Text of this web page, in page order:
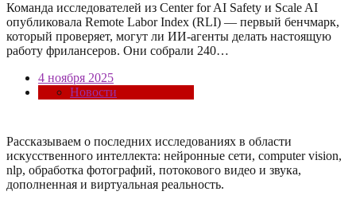
Команда исследователей из Center for AI Safety и Scale AI
опубликовала Remote Labor Index (RLI) — первый бенчмарк,
который проверяет, могут ли ИИ-агенты делать настоящую
работу фрилансеров. Они собрали 240…
4 ноября 2025
Новости
Рассказываем о последних исследованиях в области
искусcтвенного интеллекта: нейронные сети, computer vision,
nlp, обработка фотографий, потокового видео и звука,
дополненная и виртуальная реальность.